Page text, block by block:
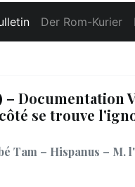
Der Rom-Kurier
– Documentation
se trouve
Tam – Hispanus – M.